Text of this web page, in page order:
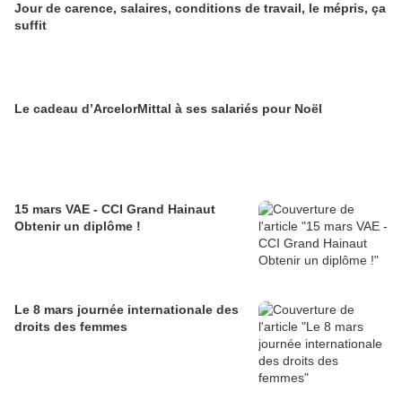
Jour de carence, salaires, conditions de travail, le mépris, ça
suffit
Le cadeau d’ArcelorMittal à ses salariés pour Noël
15 mars VAE - CCI Grand Hainaut
Obtenir un diplôme !
Le 8 mars journée internationale des
droits des femmes